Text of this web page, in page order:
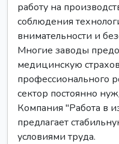
работу на
соблюдения
внимательности и
Многие заводы
медицинскую
профессионального
сектор постоянно
Компания "Работа в
предлагает
условиями труда.